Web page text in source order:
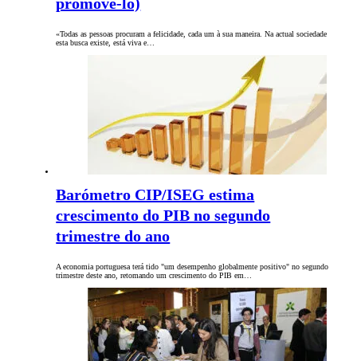
«Todas as pessoas procuram a felicidade, cada um à sua maneira. Na actual sociedade
esta busca existe, está viva e…
Barómetro CIP/ISEG estima
crescimento do PIB no segundo
trimestre do ano
A economia portuguesa terá tido "um desempenho globalmente positivo" no segundo
trimestre deste ano, retomando um crescimento do PIB em…